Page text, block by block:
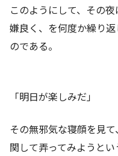
このようにして、その
嫌良く、を何度か繰り
のである。
「明日が楽しみだ」
その無邪気な寝顔を見
関して弄ってみようと